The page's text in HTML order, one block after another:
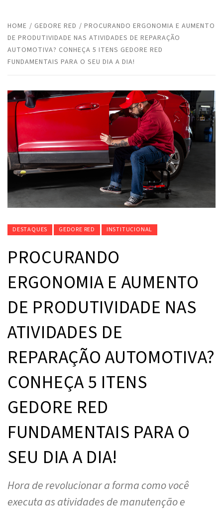
HOME GEDORE RED
PROCURANDO ERGONOMIA E AUMENTO
DE PRODUTIVIDADE NAS ATIVIDADES DE REPARAÇÃO
AUTOMOTIVA? CONHEÇA 5 ITENS GEDORE RED
FUNDAMENTAIS PARA O SEU DIA A DIA!
DESTAQUES GEDORE RED INSTITUCIONAL
PROCURANDO
ERGONOMIA E AUMENTO
DE PRODUTIVIDADE NAS
ATIVIDADES DE
REPARAÇÃO AUTOMOTIVA?
CONHEÇA 5 ITENS
GEDORE RED
FUNDAMENTAIS PARA O
SEU DIA A DIA!
Hora de revolucionar a forma como você
executa as atividades de manutenção e